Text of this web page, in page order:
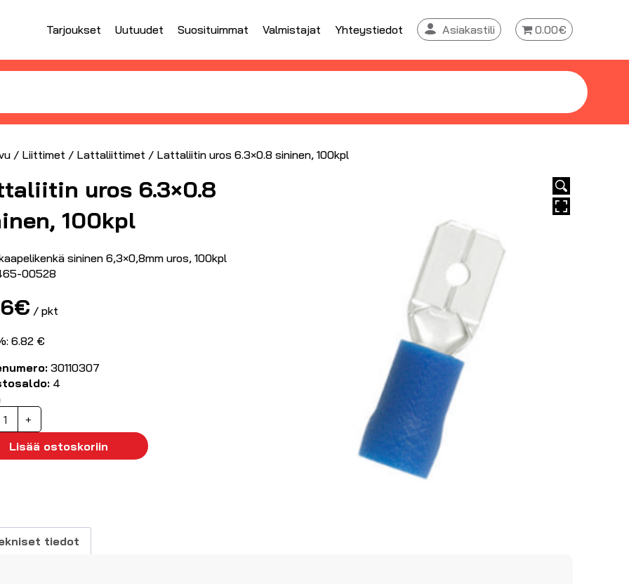
Tarjoukset Uutuudet Suosituimmat Valmistajat Yhteystiedot Asiakastili 0.00€
/ Liittimet / Lattaliittimet / Lattaliitin uros 6.3×0.8 sininen, 100kpl
uros 6.3×0.8
100kpl
sininen 6,3×0,8mm uros, 100kpl
00528
€ / pkt
6.82 €
30110307
4
+
Lisää ostoskoriin
tiedot